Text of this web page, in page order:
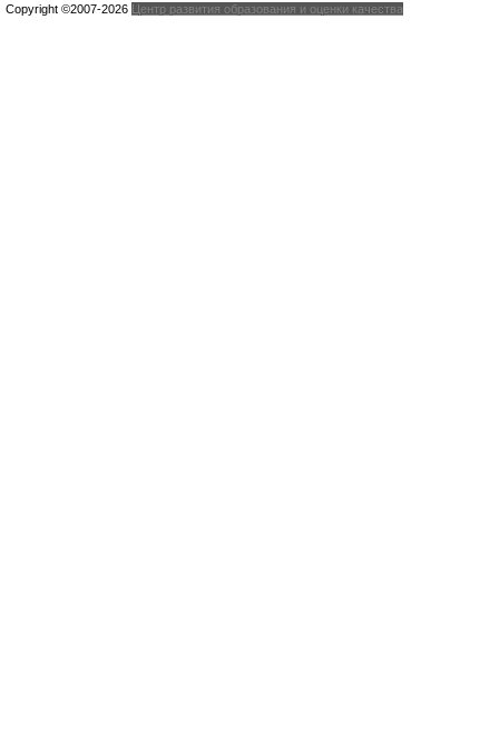
Copyright ©2007-2026 Центр развития образования и оценки качества